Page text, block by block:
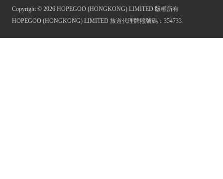
Copyright © 2026 HOPEGOO (HONGKONG) LIMITED 版權所有
HOPEGOO (HONGKONG) LIMITED 旅遊代理牌照號碼：354733